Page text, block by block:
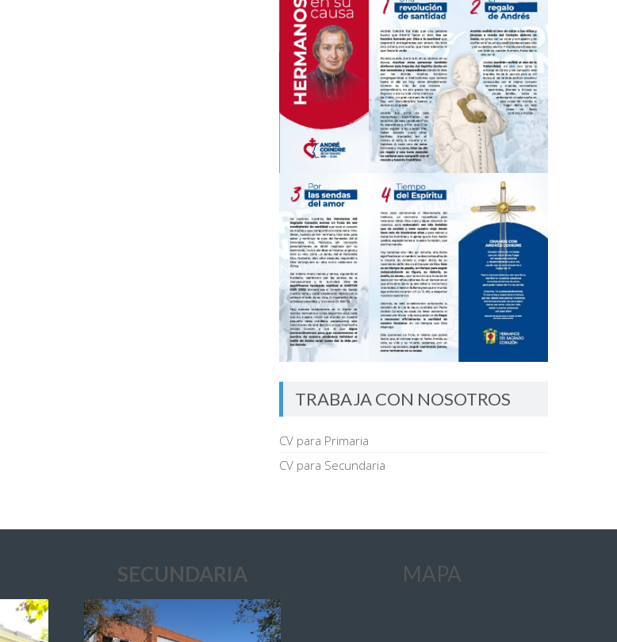
TRABAJA CON NOSOTROS
CV para Primaria
CV para Secundaria
SECUNDARIA MAPA